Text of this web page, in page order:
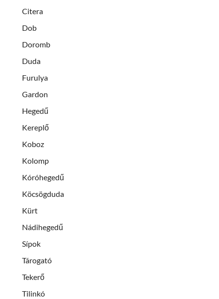
Citera
Dob
Doromb
Duda
Furulya
Gardon
Hegedű
Kereplő
Koboz
Kolomp
Kóróhegedű
Köcsögduda
Kürt
Nádihegedű
Sípok
Tárogató
Tekerő
Tilinkó